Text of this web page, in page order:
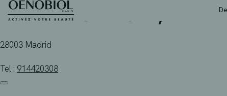
SkipLERIDA GARCIA,
28003 Madrid
Tel : 914420308